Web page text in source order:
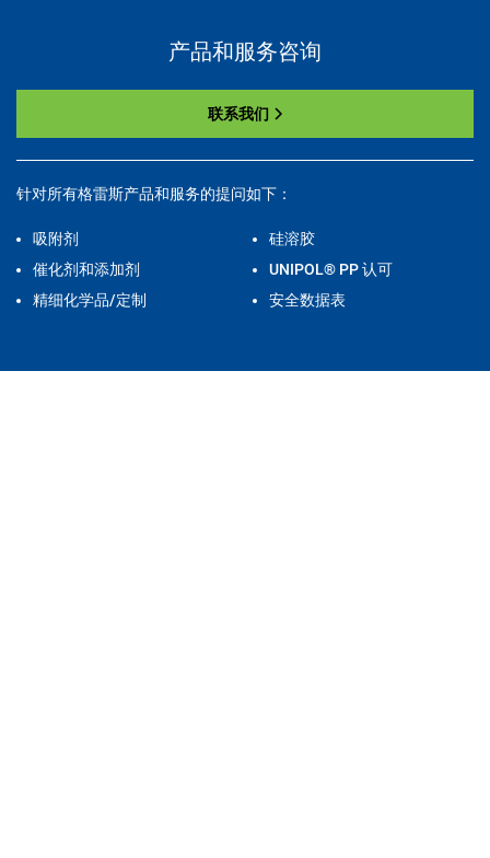
产品和服务咨询
联系我们
针对所有格雷斯产品和服务的提问如下：
吸附剂
催化剂和添加剂
精细化学品/定制
硅溶胶
UNIPOL® PP 认可
安全数据表